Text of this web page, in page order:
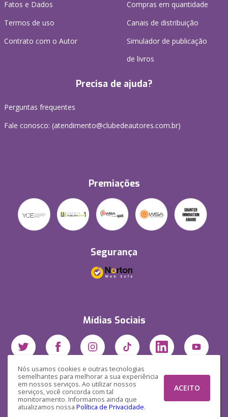
Nós usamos cookies e outras tecnologias
semelhantes para melhorar a sua experiência
em nossos serviços. Ao utilizar nossos
serviços, você concorda com tal
monitoramento. Informamos ainda que
atualizamos nossa Política de Privacidade.
ACEITO
Fatos e Dados
Termos de uso
Contrato com o Autor
Compras em quantidade
Canais de distribuição
Simulador de publicação
de livros
Precisa de ajuda?
Perguntas frequentes
Fale conosco: (atendimento@clubedeautores.com.br)
Premiações
Segurança
Mídias Sociais